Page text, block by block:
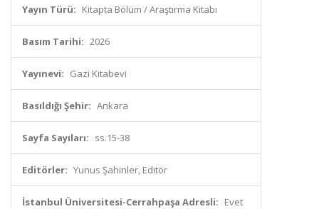
Yayın Türü: Kitapta Bölüm / Araştırma Kitabı
Basım Tarihi: 2026
Yayınevi: Gazi Kitabevi
Basıldığı Şehir: Ankara
Sayfa Sayıları: ss.15-38
Editörler: Yunus Şahinler, Editör
İstanbul Üniversitesi-Cerrahpaşa Adresli: Evet